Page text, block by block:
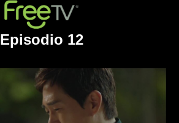
Episodio 12